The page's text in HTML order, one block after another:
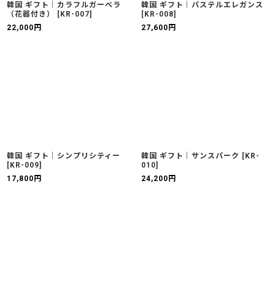
韓国 ギフト｜カラフルガーベラ
（花器付き）
[ KR-007]
22,000 円
韓国 ギフト｜パステルエレガンス
[ KR-008]
27,600 円
韓国 ギフト｜シンプリシティー
[ KR-009]
17,800 円
韓国 ギフト｜サンスパーク [ KR-
010]
24,200 円